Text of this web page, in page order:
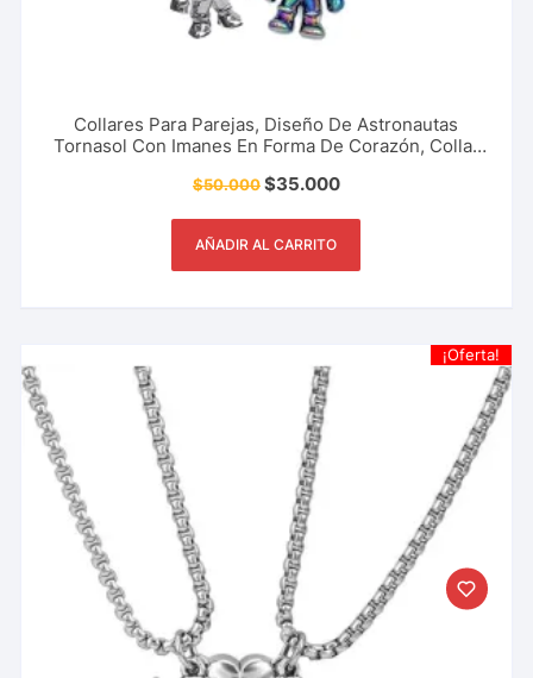
Collares Para Parejas, Diseño De Astronautas
Tornasol Con Imanes En Forma De Corazón, Collar
Familia, Accesorio De Moda Y Mucho Más.
$50.000$35.000
AÑADIR AL CARRITO
¡Oferta!